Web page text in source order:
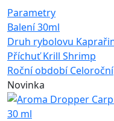
Parametry
Balení30ml
Druh rybolovu
Příchuť Krill Shrimp
Roční období Celoroční
Novinka